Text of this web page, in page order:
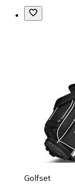
Golfset